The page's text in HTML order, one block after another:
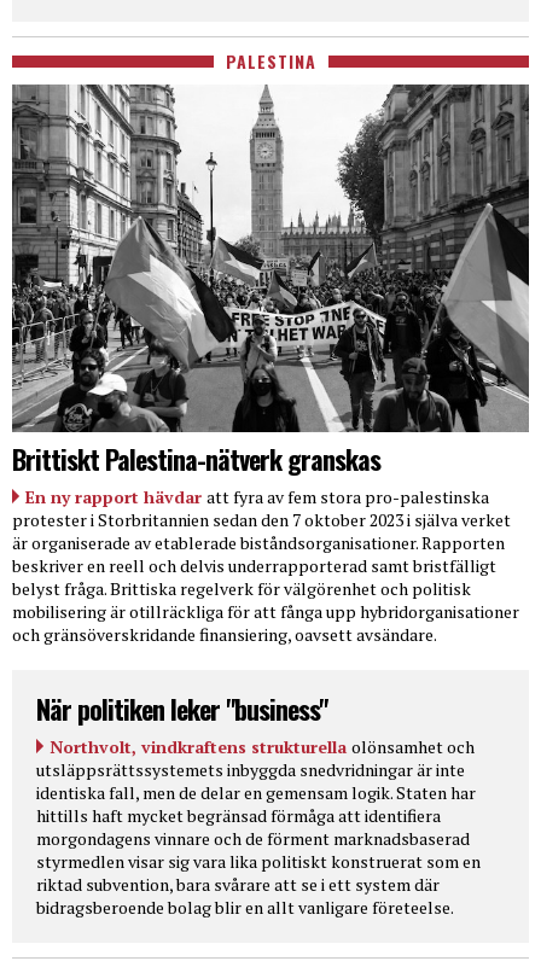
PALESTINA
Brittiskt Palestina-nätverk granskas
En ny rapport hävdar att fyra av fem stora pro-palestinska
protester i Storbritannien sedan den 7 oktober 2023 i själva verket
är organiserade av etablerade biståndsorganisationer. Rapporten
beskriver en reell och delvis underrapporterad samt bristfälligt
belyst fråga. Brittiska regelverk för välgörenhet och politisk
mobilisering är otillräckliga för att fånga upp hybridorganisationer
och gränsöverskridande finansiering, oavsett avsändare.
När politiken leker "business"
Northvolt, vindkraftens strukturella olönsamhet och
utsläppsrättssystemets inbyggda snedvridningar är inte
identiska fall, men de delar en gemensam logik. Staten har
hittills haft mycket begränsad förmåga att identifiera
morgondagens vinnare och de förment marknadsbaserad
styrmedlen visar sig vara lika politiskt konstruerat som en
riktad subvention, bara svårare att se i ett system där
bidragsberoende bolag blir en allt vanligare företeelse.